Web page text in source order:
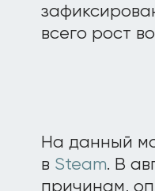
всего рост
На данный
в Steam. В
причинам,